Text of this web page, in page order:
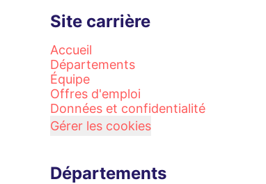
Site carrière
Accueil
Départements
Équipe
Offres d'emploi
Données et confidentialité
Gérer les cookies
Départements